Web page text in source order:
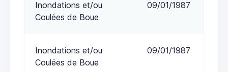
Inondations et/ou
Coulées de Boue
09/01/1987
Inondations et/ou
Coulées de Boue
09/01/1987